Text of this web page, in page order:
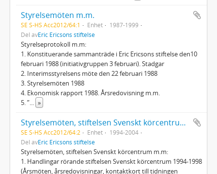
Styrelsemöten m.m.
SE S-HS Acc2012/64:1 Enhet
1987-1999
Del avEric Ericsons stiftelse
Styrelseprotokoll m.m:
1. Konstituerande sammanträde i Eric Ericsons stiftelse den10
februari 1988 (initiativgruppen 3 februari). Stadgar
2. Interimsstyrelsens möte den 22 februari 1988
3. Styrelsemöten 1988
4. Ekonomisk rapport 1988. Årsredovisning m.m.
5. ”
»
Styrelsemöten, stiftelsen Svenskt körcentrum m.m.
SE S-HS Acc2012/64:2 Enhet
1994-2004
Del avEric Ericsons stiftelse
Styrelsemöten, stiftelsen Svenskt körcentrum m.m:
1. Handlingar rörande stiftelsen Svenskt körcentrum 1994-1998
(Årsmöten, årsredovisningar, kontaktkort till tidningen